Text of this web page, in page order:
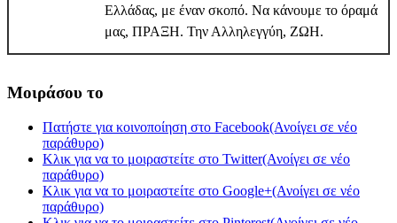
Ελλάδας, με έναν σκοπό. Να κάνουμε το όραμά
μας, ΠΡΑΞΗ. Την Αλληλεγγύη, ΖΩΗ.
Μοιράσου το
Πατήστε για κοινοποίηση στο Facebook(Ανοίγει σε νέο
παράθυρο)
Κλικ για να το μοιραστείτε στο Twitter(Ανοίγει σε νέο
παράθυρο)
Κλικ για να το μοιραστείτε στο Google+(Ανοίγει σε νέο
παράθυρο)